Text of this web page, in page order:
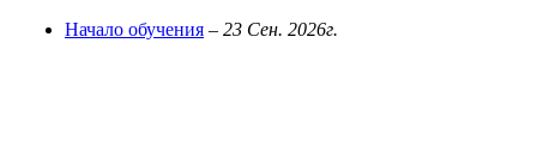
Начало обучения – 23 Сен. 2026г.